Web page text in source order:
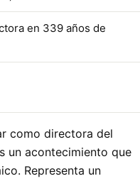
en 339 años de
como directora del
un acontecimiento que
Representa un